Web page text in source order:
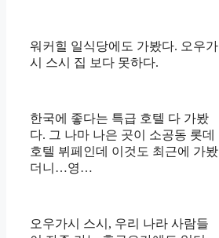
워커힐 일식당에도 가봤다. 오우가
시 스시 집 보다 못하다.
한국에 좋다는 특급 호텔 다 가봤
다. 그 나마 나은 곳이 소공동 롯데
호텔 뷔페인데 이것도 최근에 가봤
더니…영…
오우가시 스시, 우리 나라 사람들